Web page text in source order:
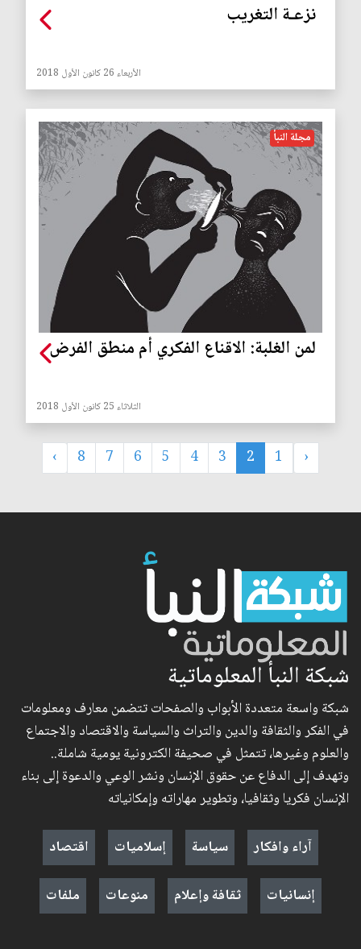
نزعـة التغريب
الأربعاء 26 كانون الأول 2018
مجلة النبأ
لمن الغلبة: الاقناع الفكري أم منطق الفرض
الثلاثاء 25 كانون الأول 2018
‹
1
2
3
4
5
6
7
8
›
شبكة النبأ المعلوماتية
شبكة واسعة متعددة الأبواب والصفحات تتضمن معارف ومعلومات
في الفكر والثقافة والدين والتراث والسياسة والاقتصاد والاجتماع
والعلوم وغيرها، تتمثل في صحيفة الكترونية يومية شاملة..
وتهدف إلى الدفاع عن حقوق الإنسان ونشر الوعي والدعوة إلى بناء
الإنسان فكريا وثقافيا، وتطوير مهاراته وإمكانياته
آراء وافكار
سياسة إسلاميات
اقتصاد
إنسانيات
ثقافة وإعلام منوعات ملفات